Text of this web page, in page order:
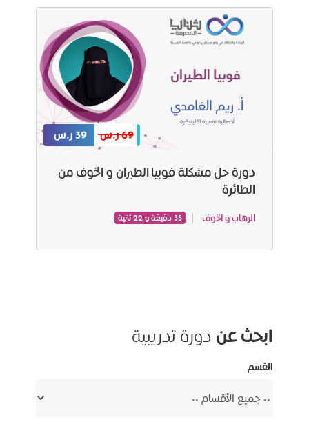
69 ر.س 39 ر.س
دورة حل مشكلة فوبيا الطيران و الخوف من
الطائرة
الرهاب و الخوف 35 دقيقة و 22 ثانية
ابحث عن دورة تدريبية
القسم